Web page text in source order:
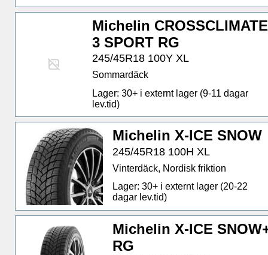
Michelin CROSSCLIMATE
3 SPORT RG
245/45R18 100Y XL
Sommardäck
Lager: 30+ i externt lager (9-11 dagar
lev.tid)
Michelin X-ICE SNOW
245/45R18 100H XL
Vinterdäck, Nordisk friktion
Lager: 30+ i externt lager (20-22
dagar lev.tid)
Michelin X-ICE
RG